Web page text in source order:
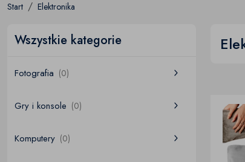
Start Elektronika
Wszystkie kategorie
Fotografia (0)
Gry i konsole (0)
Komputery (0)